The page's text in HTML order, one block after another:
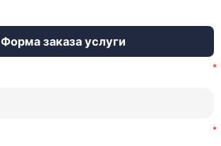
Форма заказа услуги